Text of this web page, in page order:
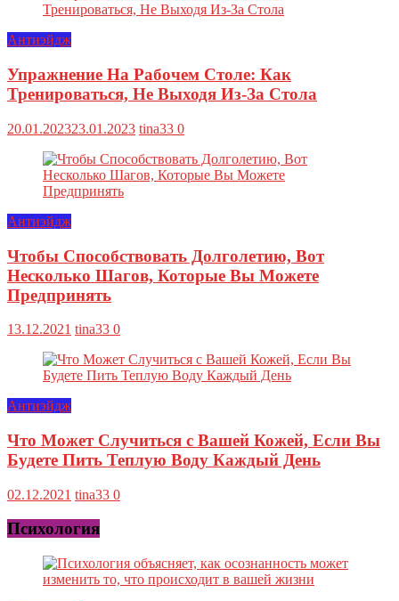
Антиэйдж
Упражнение На Рабочем Столе: Как
Тренироваться, Не Выходя Из-За Стола
20.01.202323.01.2023 tina33 0
Антиэйдж
Чтобы Способствовать Долголетию, Вот
Несколько Шагов, Которые Вы Можете
Предпринять
13.12.2021 tina33 0
Антиэйдж
Что Может Случиться с Вашей Кожей, Если Вы
Будете Пить Теплую Воду Каждый День
02.12.2021 tina33 0
Психология